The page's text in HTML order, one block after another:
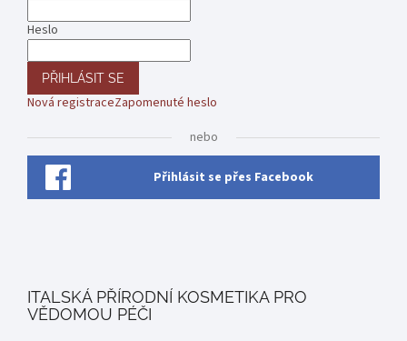
Heslo
PŘIHLÁSIT SE
Nová registraceZapomenuté heslo
nebo
Přihlásit se přes Facebook
ITALSKÁ PŘÍRODNÍ KOSMETIKA PRO
VĚDOMOU PÉČI